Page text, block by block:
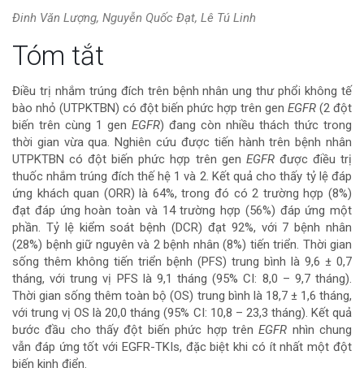
Đinh Văn Lượng, Nguyễn Quốc Đạt, Lê Tú Linh
Nội
dung
chính
của
bài
viết
Tóm tắt
Điều trị nhắm trúng đích trên bệnh nhân ung thư phổi không tế
bào nhỏ (UTPKTBN) có đột biến phức hợp trên gen EGFR (2 đột
biến trên cùng 1 gen EGFR) đang còn nhiều thách thức trong
thời gian vừa qua. Nghiên cứu được tiến hành trên bệnh nhân
UTPKTBN có đột biến phức hợp trên gen EGFRđược điều trị
thuốc nhắm trúng đích thế hệ 1 và 2. Kết quả cho thấy tỷ lệ đáp
ứng khách quan (ORR) là 64%, trong đó có 2 trường hợp (8%)
đạt đáp ứng hoàn toàn và 14 trường hợp (56%) đáp ứng một
phần. Tỷ lệ kiểm soát bệnh (DCR) đạt 92%, với 7 bệnh nhân
(28%) bệnh giữ nguyên và 2 bệnh nhân (8%) tiến triển. Thời gian
sống thêm không tiến triển bệnh (PFS) trung bình là 9,6 ± 0,7
tháng, với trung vị PFS là 9,1 tháng (95% CI: 8,0 – 9,7 tháng).
Thời gian sống thêm toàn bộ (OS) trung bình là 18,7 ± 1,6 tháng,
với trung vị OS là 20,0 tháng (95% CI: 10,8 – 23,3 tháng). Kết quả
bước đầu cho thấy đột biến phức hợp trênEGFR nhìn chung
vẫn đáp ứng tốt với EGFR-TKIs, đặc biệt khi có ít nhất một đột
biến kinh điển.